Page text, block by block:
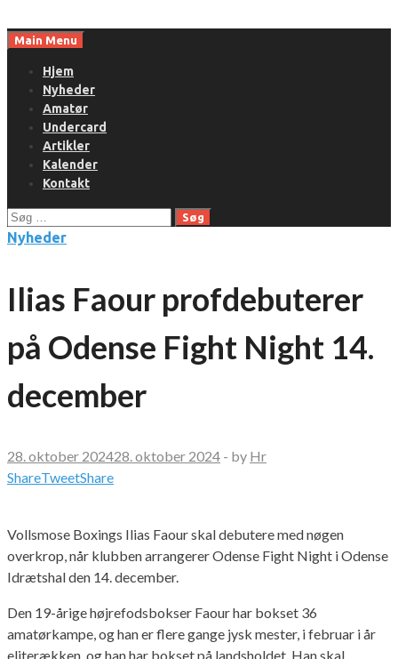
toMain Menu
Hjem
Nyheder
Amatør
Undercard
Artikler
Kalender
Kontakt
Søg
efter:
Nyheder
Ilias Faour profdebuterer
på Odense Fight Night 14.
december
28. oktober 202428. oktober 2024 - by Hr
ShareTweetShare
Vollsmose Boxings Ilias Faour skal debutere med nøgen
overkrop, når klubben arrangerer Odense Fight Night i Odense
Idrætshal den 14. december.
Den 19-årige højrefodsbokser Faour har bokset 36
amatørkampe, og han er flere gange jysk mester, i februar i år
eliterækken, og han har bokset på landsholdet. Han skal